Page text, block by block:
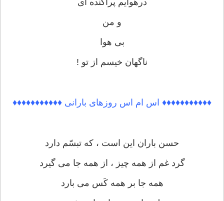
درهوایم پراکنده ای
و من
بی هوا
ناگهان خیسم از تو !
♦♦♦♦♦♦♦♦♦♦♦ اس ام اس روزهای بارانی ♦♦♦♦♦♦♦♦♦♦♦
حسن باران این است ، که تبسّم دارد
گرد غم از همه چیز ، از همه جا می گیرد
همه جا بر همه کَس می بارد